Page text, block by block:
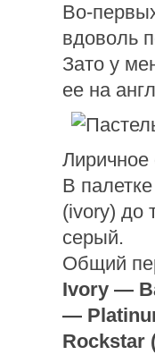
Во-
вдоволь
Зато у
ее на
Лиричное
В
(ivory) до
серый.
Общий
Ivory —
—
Rockstar